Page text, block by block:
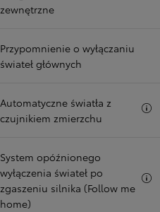
zewnętrzne
Przypomnienie o wyłączaniu
świateł głównych
Automatyczne światła z
czujnikiem zmierzchu
System opóźnionego
wyłączenia świateł po
zgaszeniu silnika (Follow me
home)